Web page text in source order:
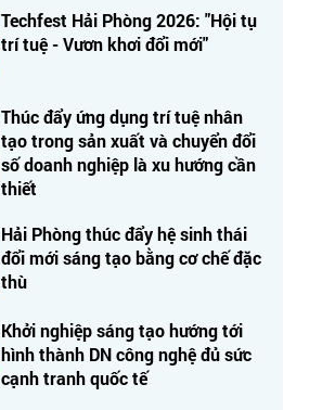
Techfest Hải Phòng 2026: "Hội tụ
trí tuệ - Vươn khơi đổi mới"
Thúc đẩy ứng dụng trí tuệ nhân
tạo trong sản xuất và chuyển đổi
số doanh nghiệp là xu hướng cần
thiết
Hải Phòng thúc đẩy hệ sinh thái
đổi mới sáng tạo bằng cơ chế đặc
thù
Khởi nghiệp sáng tạo hướng tới
hình thành DN công nghệ đủ sức
cạnh tranh quốc tế